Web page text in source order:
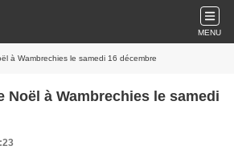
MENU
à Wambrechies le samedi 16 décembre
Noël à Wambrechies le samedi